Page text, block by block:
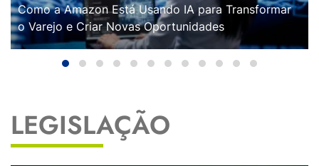
Como a Amazon Está Usando IA para Transformar
o Varejo e Criar Novas Oportunidades
LEGISLAÇÃO